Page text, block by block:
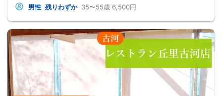
男性 残りわずか 35〜55歳 6,500円